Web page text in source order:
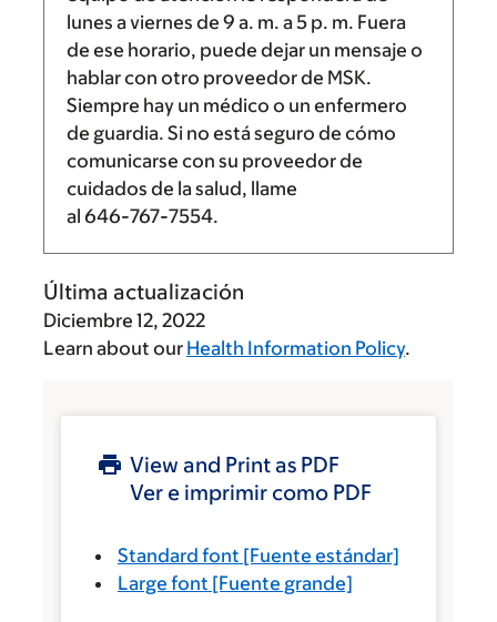
lunes a viernes de 9 a. m. a5 p. m. Fuera
de ese horario, puede dejar un mensaje o
hablar con otro proveedor de MSK.
Siempre hay un médico o un enfermero
de guardia. Si no está seguro de cómo
comunicarse con su proveedor de
cuidados de la salud, llame
al 646-767-7554.
Última actualización
Diciembre 12, 2022
Learn about our Health Information Policy.
View and Print as PDF
Ver e imprimir como PDF
Standard font [Fuente estándar]
Large font [Fuente grande]